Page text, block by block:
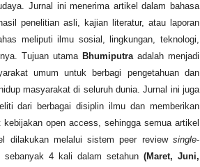
Jurnal ini menerima artikel dalam bahasa
penelitian asli, kajian literatur, atau laporan
meliputi ilmu sosial, lingkungan, teknologi,
Tujuan utama Bhumiputraadalah menjadi
umum untuk berbagi pengetahuan dan
masyarakat di seluruh dunia. Jurnal ini juga
dari berbagai disiplin ilmu dan memberikan
kebijakan open access, sehingga semua artikel
dilakukan melalui sistem peer review single-
4 kali dalam setahun (Maret, Juni,